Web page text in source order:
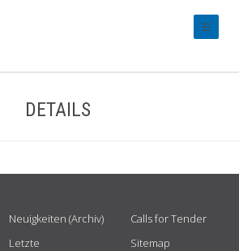
DETAILS
Neuigkeiten (Archiv)
Letzte
Calls for Tender
Sitemap